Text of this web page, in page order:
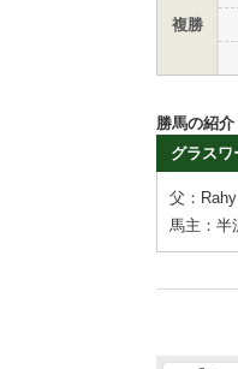
複勝
勝馬の紹介
グラスワ
父：Rahy
馬主：半